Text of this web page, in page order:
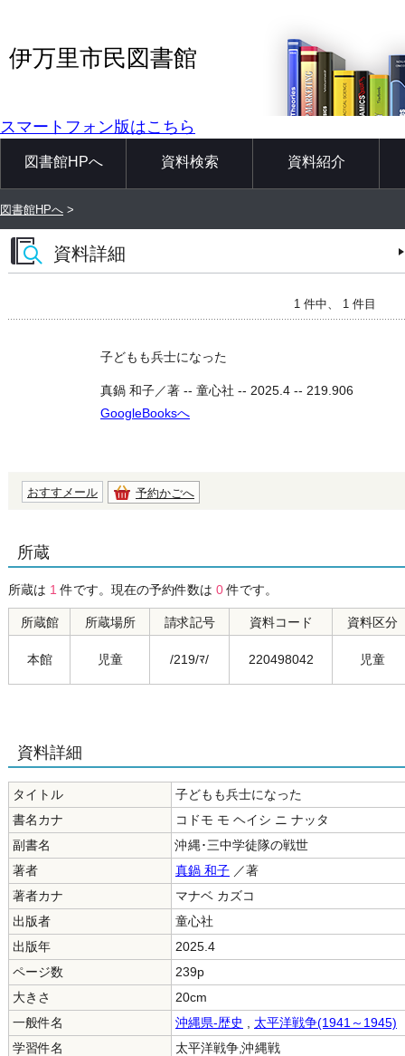
伊万里市民図書館
スマートフォン版はこちら
図書館HPへ 資料検索 資料紹介
図書館HPへ >
資料詳細
1 件中、 1 件目
子どもも兵士になった
真鍋 和子／著 -- 童心社 -- 2025.4 -- 219.906
GoogleBooksへ
おすすメール 予約かごへ
所蔵
所蔵は 1 件です。現在の予約件数は 0件です。
所蔵館 所蔵場所 請求記号 資料コード 資料区分
本館 児童 /219/ﾏ/ 220498042 児童
資料詳細
タイトル
子どもも兵士になった
書名カナ
コドモ モ ヘイシ ニ ナッタ
副書名
沖縄･三中学徒隊の戦世
著者
真鍋 和子 ／著
著者カナ
マナベ カズコ
出版者
童心社
出版年
2025.4
ページ数
239p
大きさ
20cm
一般件名
沖縄県-歴史
太平洋戦争(1941～1945)
学習件名
太平洋戦争,沖縄戦